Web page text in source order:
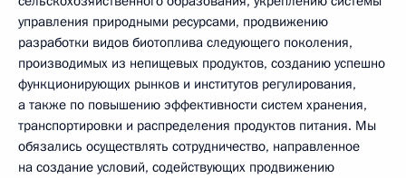
управления природными ресурсами, продвижению
разработки видов биотоплива следующего поколения,
производимых из непищевых продуктов, созданию успешно
функционирующих рынков и институтов регулирования,
а также по повышению эффективности систем хранения,
транспортировки и распределения продуктов питания. Мы
обязались осуществлять сотрудничество, направленное
на создание условий, содействующих продвижению